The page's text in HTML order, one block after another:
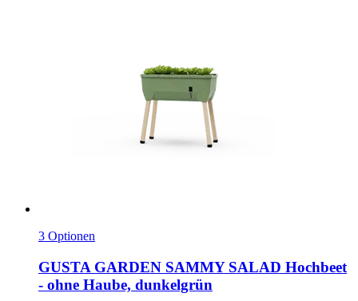
3 Optionen
GUSTA GARDEN SAMMY SALAD Hochbeet
-​ ohne Haube, dunkelgrün